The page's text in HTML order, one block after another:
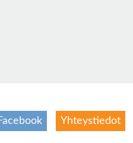
Yhteystiedot